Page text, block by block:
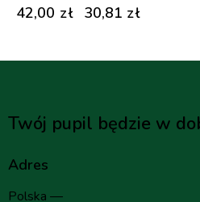
42,00 zł 30,81 zł
Twój pupil będzie w
Adres
Polska —